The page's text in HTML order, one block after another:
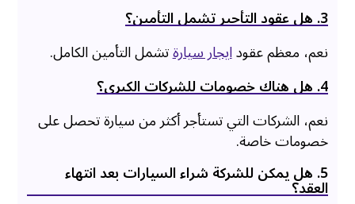
3. هل عقود التأجير تشمل التأمين؟
نعم، معظم عقودايجار سيارةتشمل التأمين الكامل.
4. هل هناك خصومات للشركات الكبرى؟
نعم، الشركات التي تستأجر أكثر من سيارة تحصل على
خصومات خاصة.
5. هل يمكن للشركة شراء السيارات بعد انتهاء
العقد؟